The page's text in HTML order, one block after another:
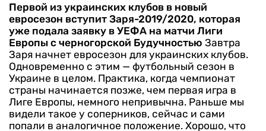
Первой из украинских клубов в новый
евросезон вступит Заря-2019/2020, которая
уже подала заявку в УЕФА на матчи Лиги
Европы с черногорской Будучностью Завтра
Заря начнет евросезон для украинских клубов.
Одновременно с этим — футбольный сезон в
Украине в целом. Практика, когда чемпионат
страны начинается позже, чем первая игра в
Лиге Европы, немного непривычна. Раньше мы
видели такое у соперников, сейчас и сами
попали в аналогичное положение. Хорошо, что